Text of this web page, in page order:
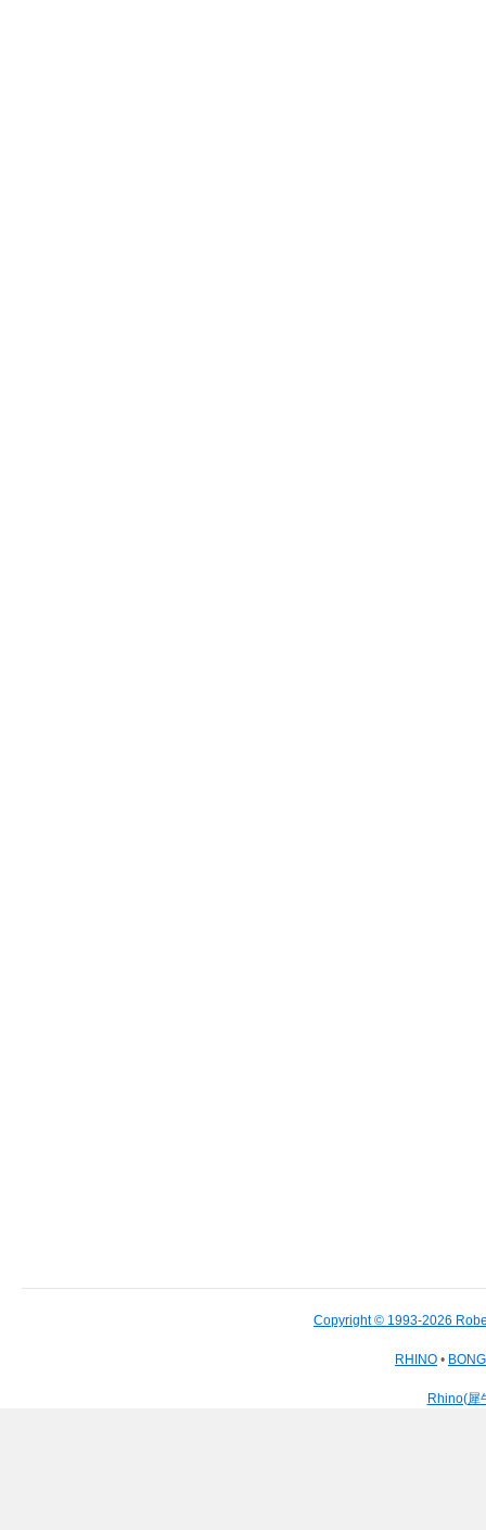
Copyright © 1993-2026
RHINO •
Rhino(犀